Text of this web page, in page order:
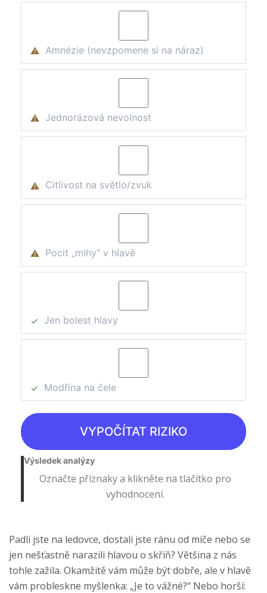
⚠ Amnézie (nevzpomene si na náraz)
⚠ Jednorázová nevolnost
⚠ Citlivost na světlo/zvuk
⚠ Pocit „mlhy“ v hlavě
✓ Jen bolest hlavy
✓ Modřina na čele
VYPOČÍTAT RIZIKO
Výsledek analýzy
Označte příznaky a klikněte na tlačítko pro
vyhodnocení.
Padli jste na ledovce, dostali jste ránu od míče nebo se
jen nešťastně narazili hlavou o skříň? Většina z nás
tohle zažila. Okamžitě vám může být dobře, ale v hlavě
vám probleskne myšlenka: „Je to vážné?“ Nebo horší: